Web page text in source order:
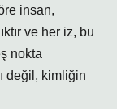
insan,
ve her iz, bu
nokta
değil, kimliğin